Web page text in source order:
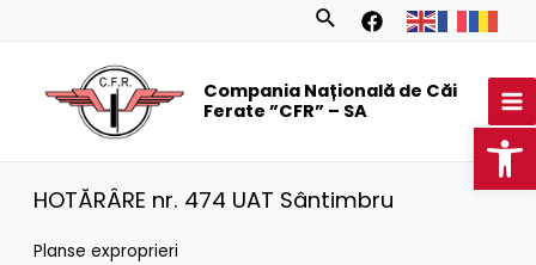
Search
Compania Națională de Căi
Ferate ”CFR” – SA
HOTĂRÂRE nr. 474 UAT Sântimbru
Planse exproprieri